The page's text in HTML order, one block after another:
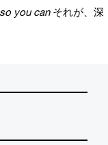
so you can それが、深